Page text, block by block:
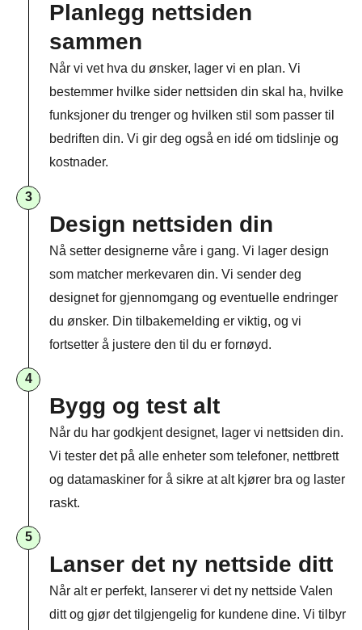
Planlegg nettsiden
sammen​
Når vi vet hva du ønsker, lager vi en plan. Vi
bestemmer hvilke sider nettsiden din skal ha, hvilke
funksjoner du trenger og hvilken stil som passer til
bedriften din. Vi gir deg også en idé om tidslinje og
kostnader.
3
Design nettsiden din
Nå setter designerne våre i gang. Vi lager design
som matcher merkevaren din. Vi sender deg
designet for gjennomgang og eventuelle endringer
du ønsker. Din tilbakemelding er viktig, og vi
fortsetter å justere den til du er fornøyd.
4
Bygg og test alt
Når du har godkjent designet, lager vi nettsiden din.
Vi tester det på alle enheter som telefoner, nettbrett
og datamaskiner for å sikre at alt kjører bra og laster
raskt.
5
Lanser det ny nettside ditt
Når alt er perfekt, lanserer vi det ny nettside Valen
ditt og gjør det tilgjengelig for kundene dine. Vi tilbyr